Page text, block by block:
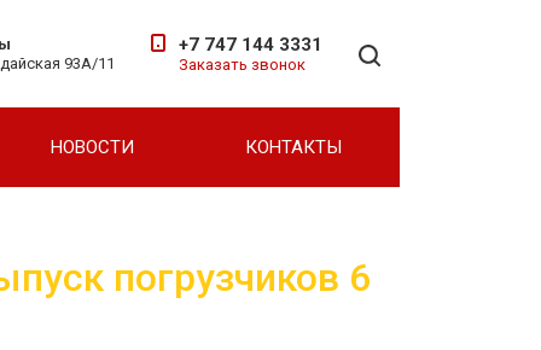
93А/11
+7 747 144 3331
Заказать звонок
Для фронтальных погрузчиков
НОВОСТИ КОНТАКТЫ
погрузчиков 6